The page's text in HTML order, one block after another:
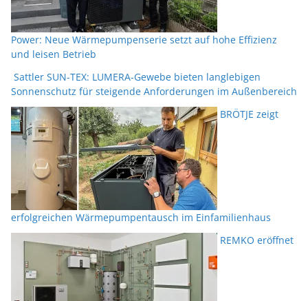
Power: Neue Wärmepumpenserie setzt auf hohe Effizienz
und leisen Betrieb
Sattler SUN-TEX: LUMERA-Gewebe bieten langlebigen
Sonnenschutz für steigende Anforderungen im Außenbereich
BRÖTJE zeigt
erfolgreichen Wärmepumpentausch im Einfamilienhaus
REMKO eröffnet